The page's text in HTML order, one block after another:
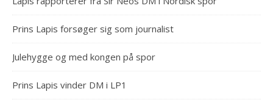
Prins Lapis forsøger sig som journalist
Julehygge og med kongen på spor
Prins Lapis vinder DM i LP1